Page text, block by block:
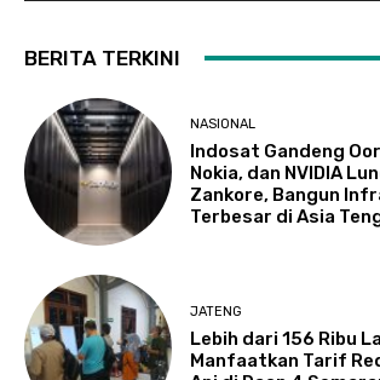
BERITA TERKINI
NASIONAL
Indosat Gandeng
Nokia, dan NVIDIA
Zankore, Bangun
Terbesar di Asia
JATENG
Lebih dari 156 Ribu
Manfaatkan Tarif